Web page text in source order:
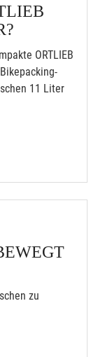
ORTLIEB
11 Liter
zu